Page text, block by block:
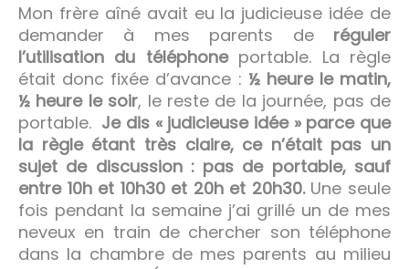
Mon frère aîné avait eu la judicieuse idée de
demander à mes parents de réguler
l’utilisation du téléphoneportable. La règle
était donc fixée d’avance : ½ heure le matin,
½ heure le soir, le reste de la journée, pas de
portable. Je dis « judicieuse idée » parce que
la règle étant très claire, ce n’était pas un
sujet de discussion : pas de portable, sauf
entre 10h et 10h30 et 20h et 20h30.Une seule
fois pendant la semaine j’ai grillé un de mes
neveux en train de chercher son téléphone
dans la chambre de mes parents au milieu